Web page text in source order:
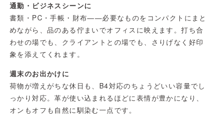
通勤・ビジネスシーンに
書類・PC・手帳・財布——必要なものをコンパクトにまと
めながら、品のある佇まいでオフィスに映えます。打ち合
わせの場でも、クライアントとの場でも、さりげなく好印
象を添えてくれます。
週末のお出かけに
荷物が増えがちな休日も、B4対応のちょうどいい容量でし
っかり対応。革が使い込まれるほどに表情が豊かになり、
オンもオフも自然に馴染む一点です。